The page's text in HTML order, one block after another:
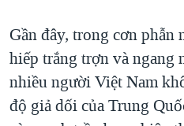
Gần đây, trong cơn
hiếp trắng trợn và ngang
nhiều người Việt Nam
độ giả dối của Trung